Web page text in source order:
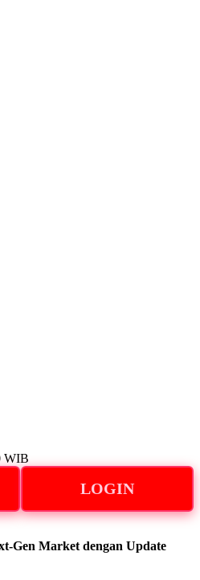
WIB
LOGIN
Gen Market dengan Update